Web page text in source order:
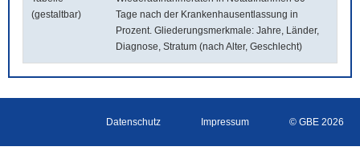
(gestaltbar)
Tage nach der Krankenhausentlassung in
Prozent. Gliederungsmerkmale: Jahre, Länder,
Diagnose, Stratum (nach Alter, Geschlecht)
Datenschutz Impressum © GBE 2026